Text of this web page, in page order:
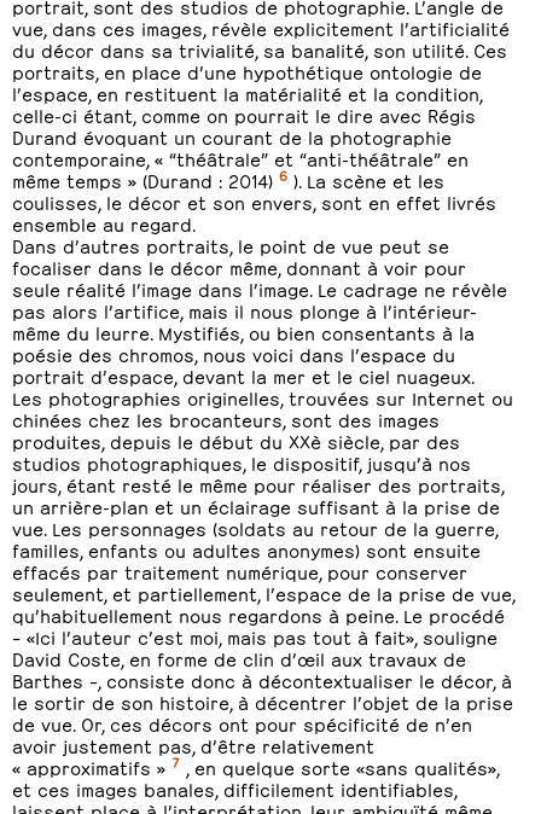
portrait, sont des studios de photographie. L’angle de
vue, dans ces images, révèle explicitement l’artificialité
du décor dans sa trivialité, sa banalité, son utilité. Ces
portraits, en place d’une hypothétique ontologie de
l’espace, en restituent la matérialité et la condition,
celle-ci étant, comme on pourrait le dire avec Régis
Durand évoquant un courant de la photographie
contemporaine, « “théâtrale” et “anti-théâtrale” en
même temps » (Durand : 2014) 6 ). La scène et les
coulisses, le décor et son envers, sont en effet livrés
ensemble au regard.
Dans d’autres portraits, le point de vue peut se
focaliser dans le décor même, donnant à voir pour
seule réalité l’image dans l’image. Le cadrage ne révèle
pas alors l’artifice, mais il nous plonge à l’intérieur-
même du leurre. Mystifiés, ou bien consentants à la
poésie des chromos, nous voici dans l’espace du
portrait d’espace, devant la mer et le ciel nuageux.
Les photographies originelles, trouvées sur Internet ou
chinées chez les brocanteurs, sont des images
produites, depuis le début du XXè siècle, par des
studios photographiques, le dispositif, jusqu’à nos
jours, étant resté le même pour réaliser des portraits,
un arrière-plan et un éclairage suffisant à la prise de
vue. Les personnages (soldats au retour de la guerre,
familles, enfants ou adultes anonymes) sont ensuite
effacés par traitement numérique, pour conserver
seulement, et partiellement, l’espace de la prise de vue,
qu’habituellement nous regardons à peine. Le procédé
– «Ici l’auteur c’est moi, mais pas tout à fait», souligne
David Coste, en forme de clin d’œil aux travaux de
Barthes –, consiste donc à décontextualiser le décor, à
le sortir de son histoire, à décentrer l’objet de la prise
de vue. Or, ces décors ont pour spécificité de n’en
avoir justement pas, d’être relativement
« approximatifs » 7
, en quelque sorte «sans qualités»,
et ces images banales, difficilement identifiables,